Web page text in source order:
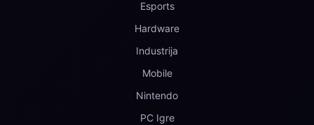
Esports
Hardware
Industrija
Mobile
Nintendo
PC Igre